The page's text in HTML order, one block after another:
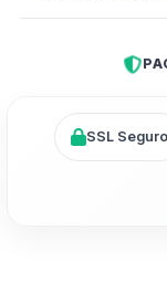
SSL Seguro